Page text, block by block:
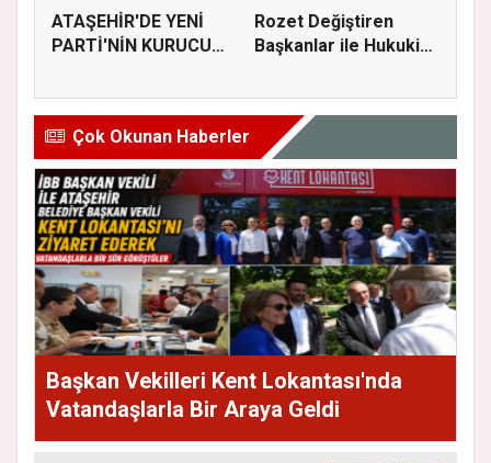
ATAŞEHİR'DE YENİ
PARTİ'NİN KURUCU
Rozet Değiştiren
Başkanlar ile Hukuki
Çok Okunan Haberler
Başkan Vekilleri Kent Lokantası'nda
Vatandaşlarla Bir Araya Geldi